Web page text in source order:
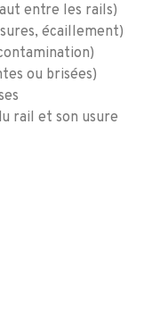
entre les rails)
écaillement)
ou brisées)
rail et son usure